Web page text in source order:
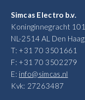
Simcas Electro b.v.
Koninginnegracht 101
NL-2514 AL Den Haag
T: +31 70 3501661
F: +31 70 3502279
E: info@simcas.nl
Kvk: 27263487